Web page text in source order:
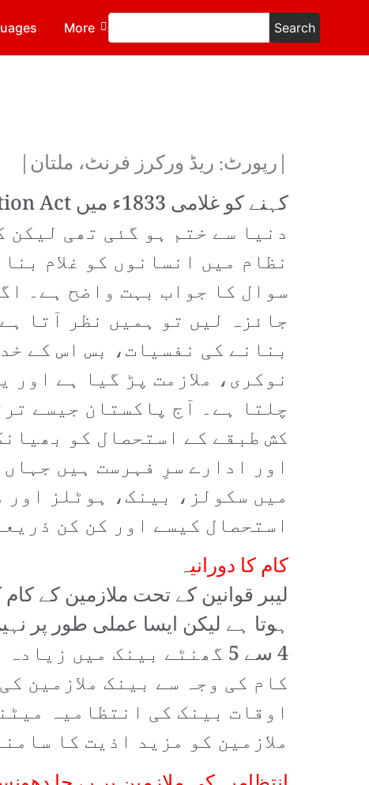
More Search
|رپورٹ: ریڈ ورکرز فرنٹ، ملتان|
دنیا سے ختم ہو گئی تھی
نظام میں انسانوں کو غلام
سوال کا جواب بہت واضح ہے۔
جائزہ لیں تو ہمیں نظر آتا
بنانے کی نفسیات، بس اس کے
نوکری، ملازمت پڑ گیا ہے
چلتا ہے۔ آج پاکستان جیسے
کش طبقے کے استحصال کو
اور ادارے سرِ فہرست ہیں
میں سکولز، بینک، ہوٹلز
استحصال کیسے اور کن کن
کام کا دورانیہ
ہوتا ہے لیکن ایسا عملی طور پر
4 سے 5 گھنٹے بینک میں
کام کی وجہ سے بینک ملازمین
اوقات بینک کی انتظامیہ
ملازمین کو مزید اذیت کا